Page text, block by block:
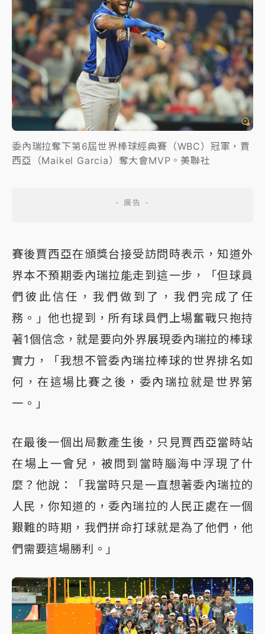
委內瑞拉奪下第6屆世界棒球經典賽（WBC）冠軍，賈
西亞（Maikel Garcia）奪大會MVP。美聯社
賽後賈西亞在頒獎台接受訪問時表示，知道外
界本不預期委內瑞拉能走到這一步，「但球員
們彼此信任，我們做到了，我們完成了任
務。」他也提到，所有球員們上場奮戰只抱持
著1個信念，就是要向外界展現委內瑞拉的棒球
實力，「我想不管委內瑞拉棒球的世界排名如
何，在這場比賽之後，委內瑞拉就是世界第
一。」
在最後一個出局數產生後，只見賈西亞當時站
在場上一會兒，被問到當時腦海中浮現了什
麼？他說：「我當時只是一直想著委內瑞拉的
人民，你知道的，委內瑞拉的人民正處在一個
艱難的時期，我們拼命打球就是為了他們，他
們需要這場勝利。」